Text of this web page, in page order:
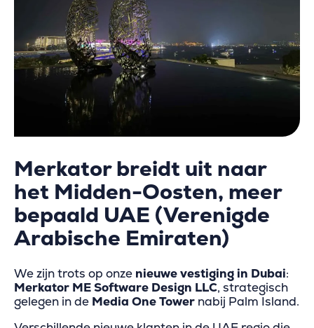
Merkator breidt uit naar
het Midden-Oosten, meer
bepaald UAE (Verenigde
Arabische Emiraten)
We zijn trots op onze nieuwe vestiging in Dubai:
Merkator ME Software Design LLC, strategisch
gelegen in de Media One Tower nabij Palm Island.